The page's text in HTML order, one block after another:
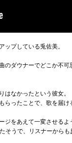
ップしている兎佐美。
ダウナーでどこか不
はなかったという彼女。
ったことで、歌を届け
ジをあえて一変させる
うで、リスナーからも